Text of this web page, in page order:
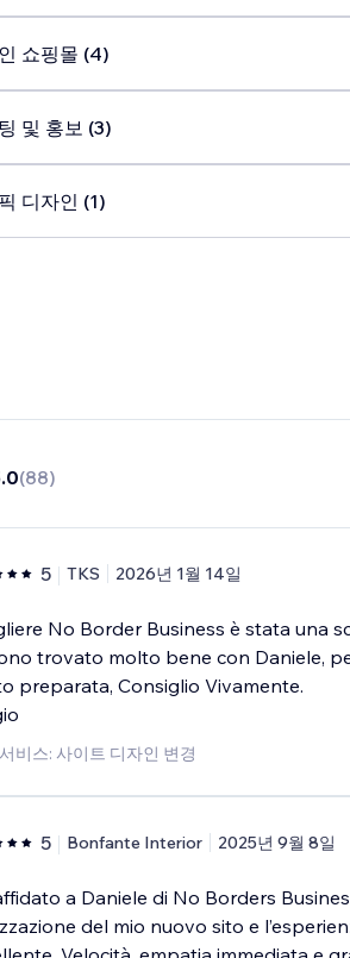
쇼핑몰 (4)
및 홍보 (3)
디자인 (1)
(88)
5 TKS 2026년 1월 14일
No Border Business è stata una
trovato molto bene con Daniele,
preparata, Consiglio Vivamente.
비스: 사이트 디자인 변경
5 Bonfante Interior 2025년 9월 8일
a Daniele di No Borders
del mio nuovo sito e